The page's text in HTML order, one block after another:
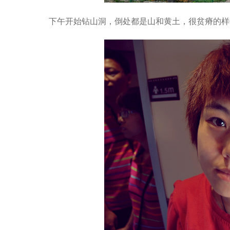
下午开始钻山洞，倒处都是山和黄土，很贫瘠的